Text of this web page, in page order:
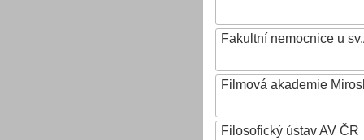
Fakultní nemocnice u
Filmová akademie
Filosofický ústav AV ČR